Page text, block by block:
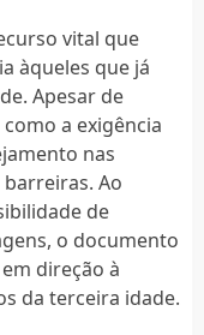
vital que
àqueles que já
Apesar de
a exigência
nas
Ao
de
o documento
direção à
da terceira idade.